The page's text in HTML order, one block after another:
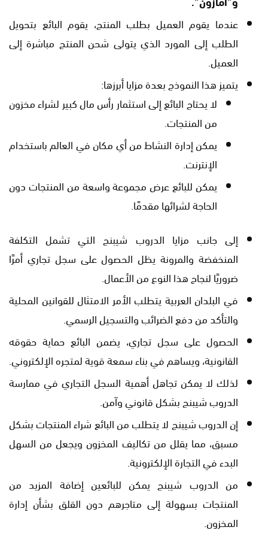
عندما يقوم العميل بطلب المنتج، يقوم البائع بتحويل
الطلب إلى المورد الذي يتولى شحن المنتج مباشرة إلى
العميل.
يتميز هذا النموذج بعدة مزايا أبرزها:
لا يحتاج البائع إلى استثمار رأس مال كبير لشراء مخزون
من المنتجات.
يمكن إدارة النشاط من أي مكان في العالم باستخدام
الإنترنت.
يمكن للبائع عرض مجموعة واسعة من المنتجات دون
الحاجة لشرائها مقدمًا.
إلى جانب مزايا الدروب شيبنج التي تشمل التكلفة
المنخفضة والمرونة يظل الحصول على سجل تجاري أمرًا
ضروريًا لنجاح هذا النوع من الأعمال.
في البلدان العربية يتطلب الأمر الامتثال للقوانين المحلية
والتأكد من دفع الضرائب والتسجيل الرسمي.
الحصول على سجل تجاري، يضمن البائع حماية حقوقه
القانونية، ويساهم في بناء سمعة قوية لمتجره الإلكتروني.
لذلك لا يمكن تجاهل أهمية السجل التجاري في ممارسة
الدروب شيبنج بشكل قانوني وآمن.
إن الدروب شيبنج لا يتطلب من البائع شراء المنتجات بشكل
مسبق، مما يقلل من تكاليف المخزون ويجعل من السهل
البدء في التجارة الإلكترونية.
من الدروب شيبنج يمكن للبائعين إضافة المزيد من
المنتجات بسهولة إلى متاجرهم دون القلق بشأن إدارة
المخزون.